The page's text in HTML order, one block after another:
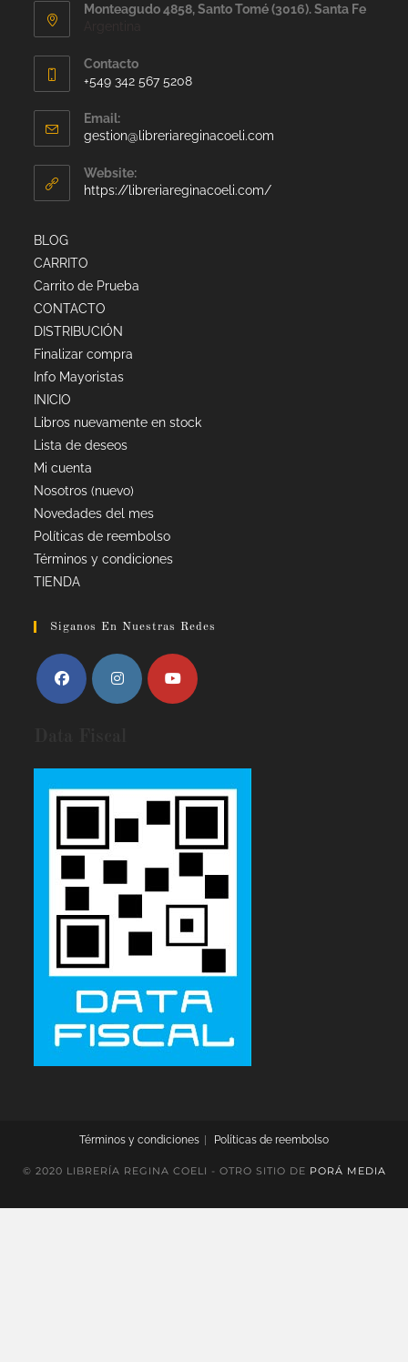
Monteagudo 4858, Santo Tomé (3016). Santa Fe
Contacto
+549 342 567 5208
Email:
gestion@libreriareginacoeli.com
Website:
https://libreriareginacoeli.com/
BLOG
CARRITO
Carrito de Prueba
CONTACTO
DISTRIBUCIÓN
Finalizar compra
Info Mayoristas
INICIO
Libros nuevamente en stock
Lista de deseos
Mi cuenta
Nosotros (nuevo)
Novedades del mes
Políticas de reembolso
Términos y condiciones
TIENDA
Siganos En Nuestras Redes
Términos y condiciones Políticas de reembolso
© 2020 LIBRERÍA REGINA COELI - OTRO SITIO DE PORÁ MEDIA